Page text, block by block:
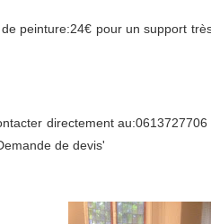
peinture:24€ pour un support
directement
de devis'